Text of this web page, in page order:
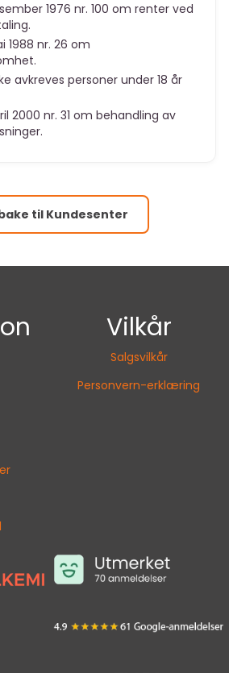
1976 nr. 100 om renter ved
1988 nr. 26 om
avkreves personer under 18 år
2000 nr. 31 om behandling av
til Kundesenter
Vilkår
Salgsvilkår
Personvern-erklæring